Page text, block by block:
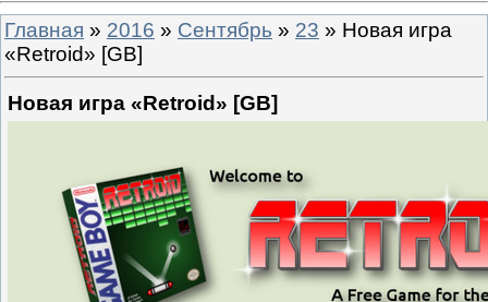
Главная » 2016 » Сентябрь » 23 » Новая игра
«Retroid» [GB]
Новая игра «Retroid» [GB]